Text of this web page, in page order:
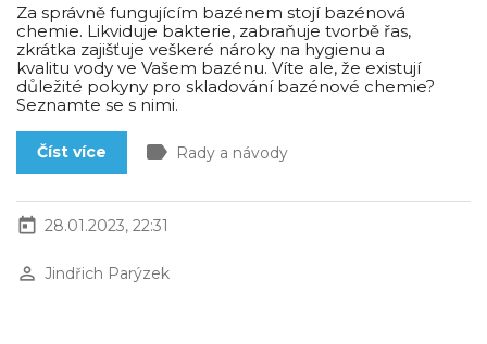
Za správně fungujícím bazénem stojí bazénová
chemie. Likviduje bakterie, zabraňuje tvorbě řas,
zkrátka zajišťuje veškeré nároky na hygienu a
kvalitu vody ve Vašem bazénu. Víte ale, že existují
důležité pokyny pro skladování bazénové chemie?
Seznamte se s nimi.
Číst více label Rady a návody
today 28.01.2023, 22:31
perm_identity Jindřich Parýzek